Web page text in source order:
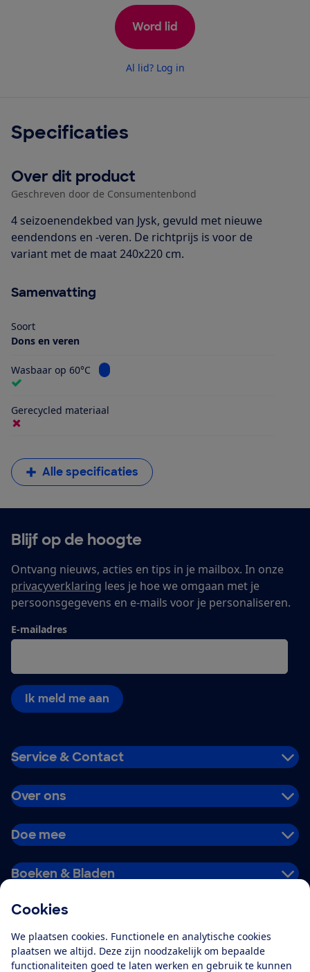
Cookies
We plaatsen cookies. Functionele en analytische cookies
plaatsen we altijd. Deze zijn noodzakelijk om bepaalde
functionaliteiten goed te laten werken en gebruik te kunnen
Word lid
Al lid? Log in
Specificaties
Over dit product
Geschreven door de Consumentenbond
4 seizoenendekbed van Jysk, gevuld met nieuwe
eendendons en -veren. De richtprijs is voor de
variant met de maat 240x220 cm.
Samenvatting
Soort
Dons en veren
Wasbaar op 60°C Bekijk informatie voor Wasbaar op 60°C
Gerecycled materiaal
Alle specificaties
Blijf op de hoogte
Ontvang nieuws, acties en tips in je mailbox. In onze
privacyverklaring lees je hoe we omgaan met je
persoonsgegevens en e-mails voor je personaliseren.
E-mailadres
Ik meld me aan
Service & Contact
Over ons
Doe mee
Boeken & Bladen